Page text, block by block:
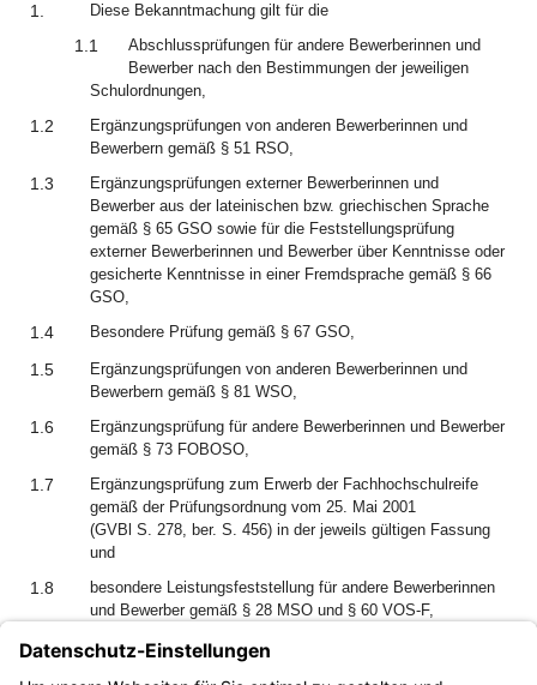
1. Diese Bekanntmachung gilt für die
1.1
Abschlussprüfungen für andere Bewerberinnen und
Bewerber nach den Bestimmungen der jeweiligen
Schulordnungen,
1.2
Ergänzungsprüfungen von anderen Bewerberinnen und
Bewerbern gemäß § 51 RSO,
1.3
Ergänzungsprüfungen externer Bewerberinnen und
Bewerber aus der lateinischen bzw. griechischen Sprache
gemäß § 65 GSO sowie für die Feststellungsprüfung
externer Bewerberinnen und Bewerber über Kenntnisse oder
gesicherte Kenntnisse in einer Fremdsprache gemäß § 66
GSO,
1.4 Besondere Prüfung gemäß § 67 GSO,
1.5
Ergänzungsprüfungen von anderen Bewerberinnen und
Bewerbern gemäß § 81 WSO,
1.6
Ergänzungsprüfung für andere Bewerberinnen und Bewerber
gemäß § 73 FOBOSO,
1.7
Ergänzungsprüfung zum Erwerb der Fachhochschulreife
gemäß der Prüfungsordnung vom 25. Mai 2001
(GVBl S. 278, ber. S. 456) in der jeweils gültigen Fassung
und
1.8
besondere Leistungsfeststellung für andere Bewerberinnen
und Bewerber gemäß § 28 MSO und § 60 VOS-F,
nach § 28 Abs. 1 Satz 1 Nr. 1 MSO als andere Teilnehmer
an der besonderen Leistungsfeststellung der von ihnen